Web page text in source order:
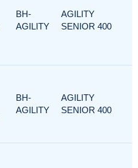
BH-
AGILITY
AGILITY
SENIOR 400
BH-
AGILITY
AGILITY
SENIOR 400